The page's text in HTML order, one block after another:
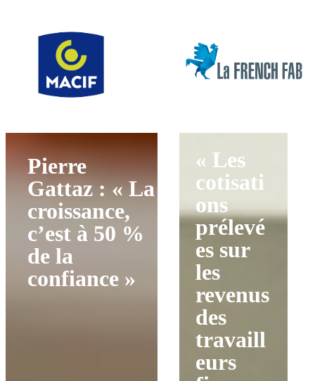
Pierre
Gattaz : « La
croissance,
c’est à 50 %
de la
confiance »
« Les
cotisati
ons
prélevé
es sur
les
revenus
des
travaill
eurs